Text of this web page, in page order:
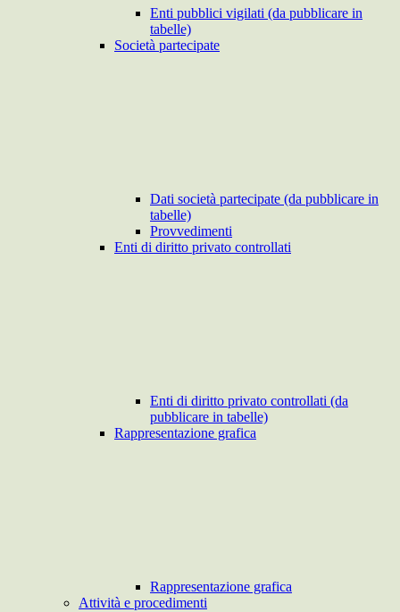
Enti pubblici vigilati (da pubblicare in
tabelle)
Società partecipate
Dati società partecipate (da pubblicare in
tabelle)
Provvedimenti
Enti di diritto privato controllati
Enti di diritto privato controllati (da
pubblicare in tabelle)
Rappresentazione grafica
Rappresentazione grafica
Attività e procedimenti